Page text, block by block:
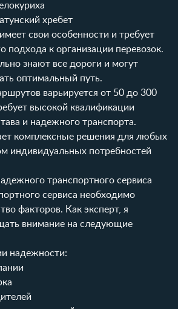
хребет
свои особенности и требует
подхода к организации перевозок.
знают все дороги и могут
оптимальный путь.
варьируется от 50 до 300
высокой квалификации
и надежного транспорта.
комплексные решения для любых
индивидуальных потребностей
транспортного сервиса
сервиса необходимо
факторов. Как эксперт, я
внимание на следующие
надежности: